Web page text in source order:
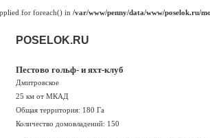
for foreach() in /var/www/penny/data/www/poselok.ru/
POSELOK.RU
Пестово гольф- и яхт-клуб
Дмитровское
25 км от МКАД
Общая территория: 180 Га
Количество домовладений: 150